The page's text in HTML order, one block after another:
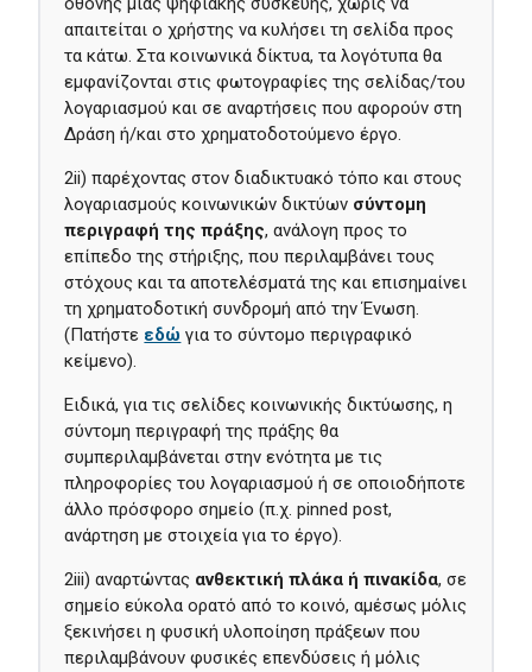
απαιτείται ο χρήστης να κυλήσει τη σελίδα προς
τα κάτω. Στα κοινωνικά δίκτυα, τα λογότυπα θα
εμφανίζονται στις φωτογραφίες της σελίδας/του
λογαριασμού και σε αναρτήσεις που αφορούν στη
Δράση ή/και στο χρηματοδοτούμενο έργο.
2ii) παρέχοντας στον διαδικτυακό τόπο και στους
λογαριασμούς κοινωνικών δικτύων σύντομη
περιγραφή της πράξης, ανάλογη προς το
επίπεδο της στήριξης, που περιλαμβάνει τους
στόχους και τα αποτελέσματά της και επισημαίνει
τη χρηματοδοτική συνδρομή από την Ένωση.
(Πατήστε εδώ για το σύντομο περιγραφικό
κείμενο).
Ειδικά, για τις σελίδες κοινωνικής δικτύωσης, η
σύντομη περιγραφή της πράξης θα
συμπεριλαμβάνεται στην ενότητα με τις
πληροφορίες του λογαριασμού ή σε οποιοδήποτε
άλλο πρόσφορο σημείο (π.χ. pinned post,
ανάρτηση με στοιχεία για το έργο).
2iii) αναρτώντας ανθεκτική πλάκα ή πινακίδα, σε
σημείο εύκολα ορατό από το κοινό, αμέσως μόλις
ξεκινήσει η φυσική υλοποίηση πράξεων που
περιλαμβάνουν φυσικές επενδύσεις ή μόλις